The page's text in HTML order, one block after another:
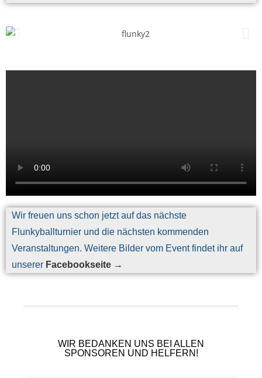
Wir freuen uns schon jetzt auf das nächste
Flunkyballturnier und die nächsten kommenden
Veranstaltungen. Weitere Bilder vom Event findet ihr auf
unserer Facebookseite →
WIR BEDANKEN UNS BEI ALLEN
SPONSOREN UND HELFERN!